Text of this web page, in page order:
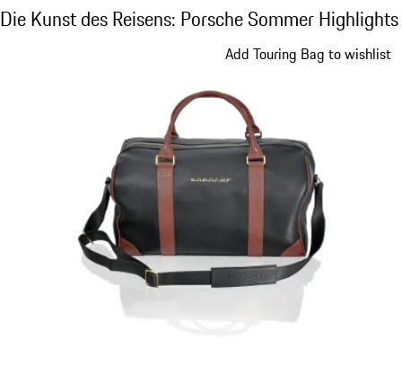
Die Kunst des Reisens: Porsche Sommer
Die Kunst des Reisens: Porsche Sommer Highlights
Add Touring Bag to wishlist